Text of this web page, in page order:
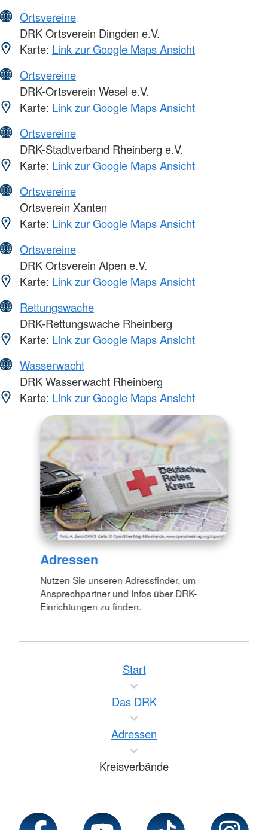
Ortsvereine
DRK Ortsverein Dingden e.V.
Karte: Link zur Google Maps Ansicht
Ortsvereine
DRK-Ortsverein Wesel e.V.
Karte: Link zur Google Maps Ansicht
Ortsvereine
DRK-Stadtverband Rheinberg e.V.
Karte: Link zur Google Maps Ansicht
Ortsvereine
Ortsverein Xanten
Karte: Link zur Google Maps Ansicht
Ortsvereine
DRK Ortsverein Alpen e.V.
Karte: Link zur Google Maps Ansicht
Rettungswache
DRK-Rettungswache Rheinberg
Karte: Link zur Google Maps Ansicht
Wasserwacht
DRK Wasserwacht Rheinberg
Karte: Link zur Google Maps Ansicht
Adressen
Nutzen Sie unseren Adressfinder, um
Ansprechpartner und Infos über DRK-
Einrichtungen zu finden.
Start
Das DRK
Adressen
Kreisverbände